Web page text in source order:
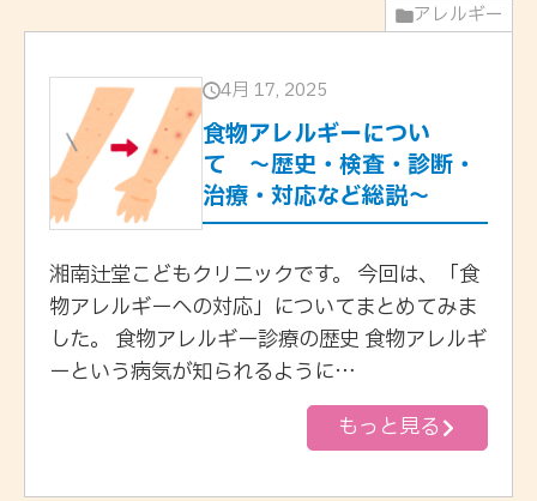
アレルギー
4月 17, 2025
食物アレルギーについ
て 〜歴史・検査・診断・
治療・対応など総説〜
湘南辻堂こどもクリニックです。 今回は、「食
物アレルギーへの対応」についてまとめてみま
した。 食物アレルギー診療の歴史 食物アレルギ
ーという病気が知られるように…
もっと見る